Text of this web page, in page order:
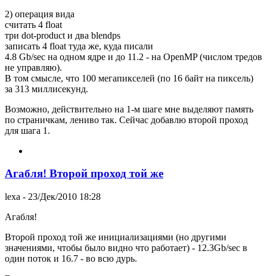
2) операция вида
считать 4 float
три dot-product и два blendps
записать 4 float туда же, куда писали
4.8 Gb/sec на одном ядре и до 11.2 - на OpenMP (числом тредов
не управляю).
В том смысле, что 100 мегапикселей (по 16 байт на пиксель)
за 313 миллисекунд.
Возможно, действительно на 1-м шаге мне выделяют память
по страничкам, лениво так. Сейчас добавлю второй проход
для шага 1.
Агабля! Второй проход той же
lexa - 23/Дек/2010 18:28
Агабля!
Второй проход той же инициализациями (но другими
значениями, чтобы было видно что работает) - 12.3Gb/sec в
один поток и 16.7 - во всю дурь.